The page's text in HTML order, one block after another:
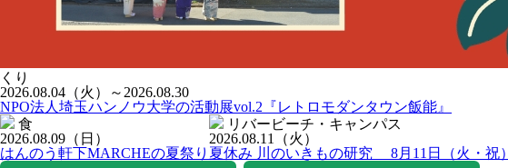
くり
2026.08.04 （火）
～2026.08.30
NPO法人埼玉ハンノウ大学の活動展vol.2『レトロモダンタウン飯能』
食
2026.08.09 （日）
はんのう軒下MARCHEの夏祭り
リバービーチ・キャンパス
2026.08.11
（火）
夏休み 川のいきもの研究 8月11日（火・祝）